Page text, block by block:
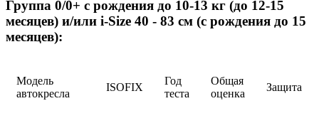
Группа 0/0+ с рождения до 10-13 кг (до 12-15
месяцев) и/или i-Size 40 - 83 см (с рождения до 15
месяцев):
Модель
автокресла
ISOFIX
Год
теста
Общая
оценка
Защита